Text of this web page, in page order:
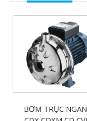
BƠM TRỤC